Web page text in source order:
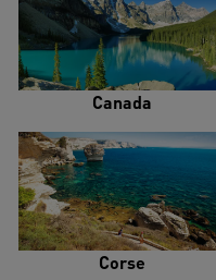
Canada
Corse